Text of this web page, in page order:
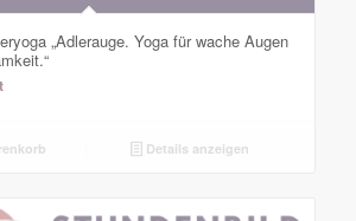
„Adlerauge. Yoga für wache Augen
Details anzeigen